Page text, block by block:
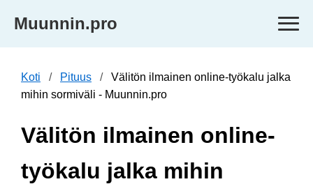
Muunnin.pro
Koti Pituus
Välitön ilmainen online-työkalu jalka
mihin sormiväli - Muunnin.pro
Välitön ilmainen online-
työkalu jalka mihin